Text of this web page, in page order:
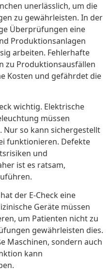
unerlässlich, um die
zu gewährleisten. In der
Überprüfungen eine
Produktionsanlagen
arbeiten. Fehlerhafte
zu Produktionsausfällen
Kosten und gefährdet die
wichtig. Elektrische
müssen
so kann sichergestellt
funktionieren. Defekte
und
ist es ratsam,
der E-Check eine
Geräte müssen
um Patienten nicht zu
gewährleisten dies.
Maschinen, sondern auch
kann